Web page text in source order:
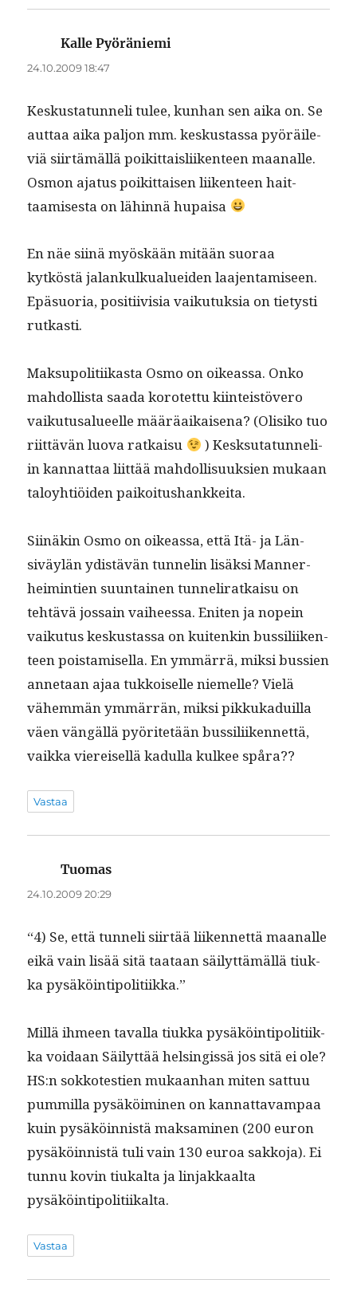
Kalle Pyöräniemi
24.10.2009 18:47
Keskus­tatun­neli tulee, kun­han sen aika on. Se
aut­taa aika paljon mm. keskus­tas­sa pyöräile­
viä siirtämäl­lä poikit­tais­li­iken­teen maanalle.
Osmon aja­tus poikit­taisen liiken­teen hait­
taamis­es­ta on lähin­nä hupaisa
En näe siinä myöskään mitään suo­raa
kytköstä jalankulkualuei­den laa­jen­tamiseen.
Epä­suo­ria, posi­ti­ivisia vaiku­tuk­sia on tietysti
rutkasti.
Mak­supoli­ti­ikas­ta Osmo on oike­as­sa. Onko
mah­dol­lista saa­da korotet­tu kiin­teistövero
vaiku­tusalueelle määräaikaise­na? (Olisiko tuo
riit­tävän luo­va ratkaisu
) Kesksu­tatun­neli­
in kan­nat­taa liit­tää mah­dol­lisuuk­sien mukaan
taloy­htiöi­den paikoitushankkeita.
Siinäkin Osmo on oike­as­sa, että Itä- ja Län­
siväylän ydis­tävän tun­nelin lisäk­si Man­ner­
heim­intien suun­tainen tun­neli­ratkaisu on
tehtävä jos­sain vai­heessa. Eniten ja nopein
vaiku­tus keskus­tas­sa on kuitenkin bus­sili­iken­
teen pois­tamisel­la. En ymmär­rä, mik­si bussien
annetaan ajaa tukkoiselle niemelle? Vielä
vähem­män ymmär­rän, mik­si pikkukaduil­la
väen vängäl­lä pyöritetään bus­sili­iken­net­tä,
vaik­ka viereisel­lä kadul­la kul­kee spåra??
Vastaa
Tuomas
24.10.2009 20:29
“4) Se, että tun­neli siirtää liiken­net­tä maanalle
eikä vain lisää sitä taataan säi­lyt­tämäl­lä tiuk­
ka pysäköintipolitiikka.”
Mil­lä ihmeen taval­la tiuk­ka pysäköin­tipoli­ti­ik­
ka voidaan Säi­lyt­tää helsingis­sä jos sitä ei ole?
HS:n sokkotestien mukaan­han miten sat­tuu
pum­mil­la pysäköimi­nen on kan­nat­tavam­paa
kuin pysäköin­nistä mak­sami­nen (200 euron
pysäköin­nistä tuli vain 130 euroa sakko­ja). Ei
tun­nu kovin tiukalta ja lin­jakkaal­ta
pysäköintipolitiikalta.
Vastaa